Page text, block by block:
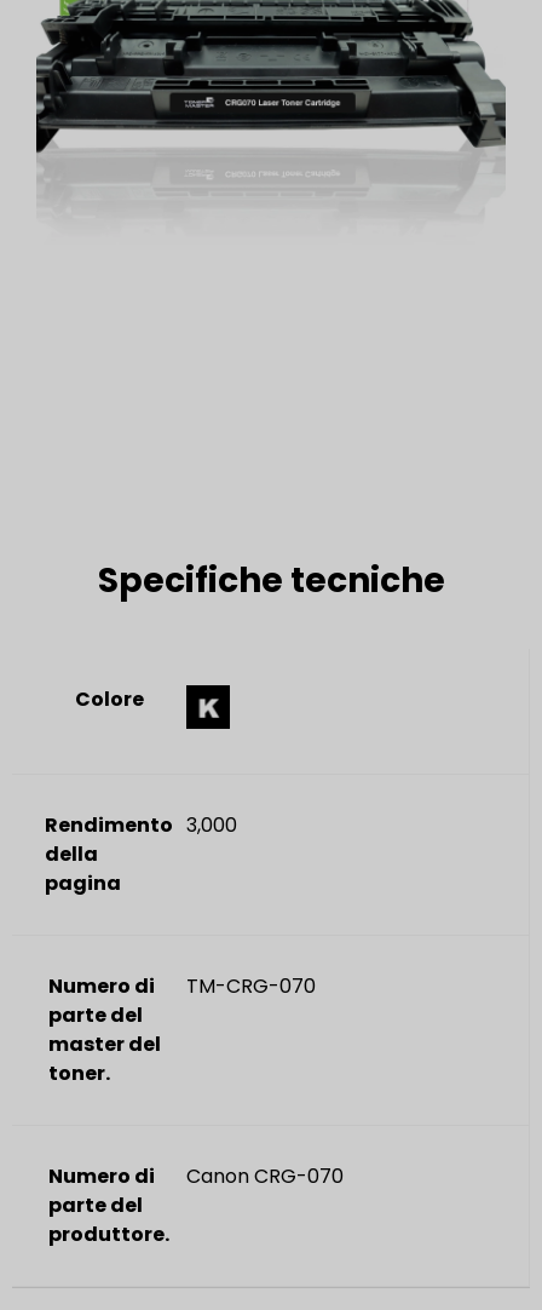
Specifiche tecniche
Colore
Rendimento
della
pagina
3,000
Numero di
parte del
master del
toner.
TM-CRG-070
Numero di
parte del
produttore.
Canon CRG-070